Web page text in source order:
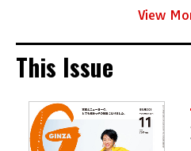
View
This Issue